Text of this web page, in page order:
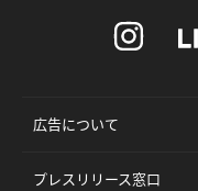
広告について
プレスリリース窓口